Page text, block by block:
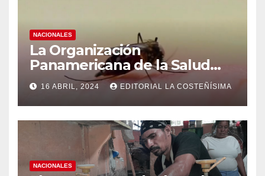
NACIONALES
La Organización
Panamericana de la Salud
(OPS), recomienda reforzar
medidas ante el aumento de
casos de dengue
16 ABRIL, 2024 EDITORIAL LA COSTEÑÍSIMA
NACIONALES